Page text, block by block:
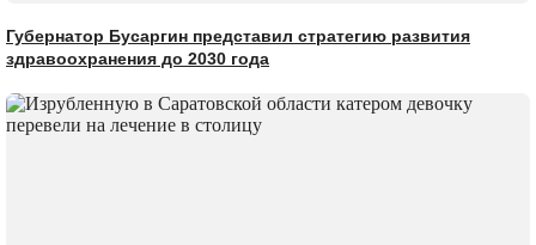
Губернатор Бусаргин представил стратегию развития
здравоохранения до 2030 года